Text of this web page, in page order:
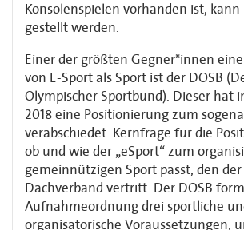
Konsolenspielen vorhanden ist,
gestellt werden.
Einer der größten Gegner*innen
von E-Sport als Sport ist der DOSB
Olympischer Sportbund). Dieser hat
2018 eine Positionierung zum
verabschiedet. Kernfrage für die
ob und wie der „eSport“ zum
gemeinnützigen Sport passt, den der
Dachverband vertritt. Der DOSB
Aufnahmeordnung drei sportliche
organisatorische Voraussetzungen,